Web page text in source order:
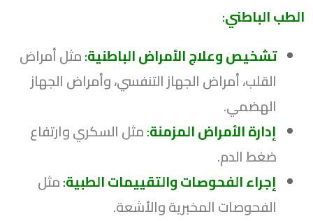
الطب الباطني:
تشخيص وعلاج الأمراض الباطنية:مثل أمراض
القلب، أمراض الجهاز التنفسي، وأمراض الجهاز
الهضمي.
إدارة الأمراض المزمنة:مثل السكري وارتفاع
ضغط الدم.
إجراء الفحوصات والتقييمات الطبية:مثل
الفحوصات المخبرية والأشعة.